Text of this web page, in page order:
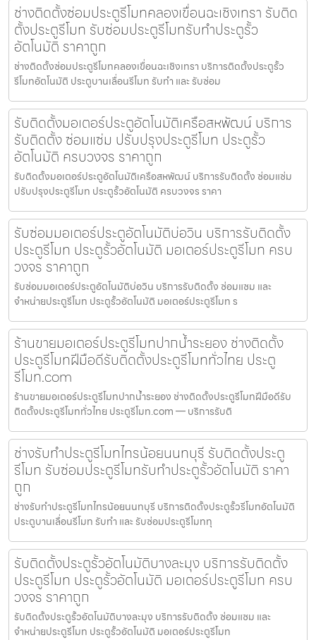
ช่างติดตั้งซ่อมประตูรีโมทคลองเขื่อนฉะเชิงเทรา รับติด
ตั้งประตูรีโมท รับซ่อมประตูรีโมทรับทำประตูรั้ว
อัตโนมัติ ราคาถูก
ช่างติดตั้งซ่อมประตูรีโมทคลองเขื่อนฉะเชิงเทรา บริการติดตั้งประตูรั้ว
รีโมทอัตโนมัติ ประตูบานเลื่อนรีโมท รับทำ และ รับซ่อม
รับติดตั้งมอเตอร์ประตูอัตโนมัติเครือสหพัฒน์ บริการ
รับติดตั้ง ซ่อมแซ่ม ปรับปรุงประตูรีโมท ประตูรั้ว
อัตโนมัติ ครบวงจร ราคาถูก
รับติดตั้งมอเตอร์ประตูอัตโนมัติเครือสหพัฒน์ บริการรับติดตั้ง ซ่อมแซ่ม
ปรับปรุงประตูรีโมท ประตูรั้วอัตโนมัติ ครบวงจร ราคา
รับซ่อมมอเตอร์ประตูอัตโนมัติบ่อวิน บริการรับติดตั้ง
ประตูรีโมท ประตูรั้วอัตโนมัติ มอเตอร์ประตูรีโมท ครบ
วงจร ราคาถูก
รับซ่อมมอเตอร์ประตูอัตโนมัติบ่อวิน บริการรับติดตั้ง ซ่อมแซม และ
จำหน่ายประตูรีโมท ประตูรั้วอัตโนมัติ มอเตอร์ประตูรีโมท ร
ร้านขายมอเตอร์ประตูรีโมทปากน้ำระยอง ช่างติดตั้ง
ประตูรีโมทฝีมือดีรับติดตั้งประตูรีโมททั่วไทย ประตู
รีโมท.com
ร้านขายมอเตอร์ประตูรีโมทปากน้ำระยอง ช่างติดตั้งประตูรีโมทฝีมือดีรับ
ติดตั้งประตูรีโมททั่วไทย ประตูรีโมท.com — บริการรับติ
ช่างรับทำประตูรีโมทไทรน้อยนนทบุรี รับติดตั้งประตู
รีโมท รับซ่อมประตูรีโมทรับทำประตูรั้วอัตโนมัติ ราคา
ถูก
ช่างรับทำประตูรีโมทไทรน้อยนนทบุรี บริการติดตั้งประตูรั้วรีโมทอัตโนมัติ
ประตูบานเลื่อนรีโมท รับทำ และ รับซ่อมประตูรีโมททุ
รับติดตั้งประตูรั้วอัตโนมัติบางละมุง บริการรับติดตั้ง
ประตูรีโมท ประตูรั้วอัตโนมัติ มอเตอร์ประตูรีโมท ครบ
วงจร ราคาถูก
รับติดตั้งประตูรั้วอัตโนมัติบางละมุง บริการรับติดตั้ง ซ่อมแซม และ
จำหน่ายประตูรีโมท ประตูรั้วอัตโนมัติ มอเตอร์ประตูรีโมท